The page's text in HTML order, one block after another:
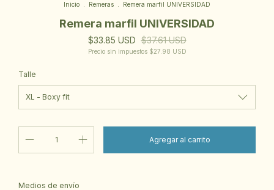
Inicio Remeras Remera marfil UNIVERSIDAD
Remera marfil UNIVERSIDAD
$33.85 USD $37.61 USD
Precio sin impuestos $27.98 USD
Talle
Entregas para el CP:
Medios de envío